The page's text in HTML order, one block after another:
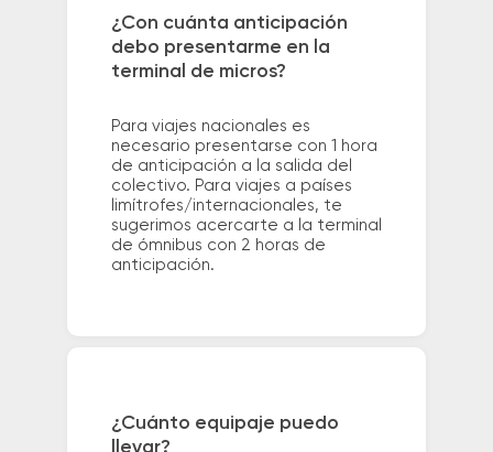
¿Con cuánta anticipación
debo presentarme en la
terminal de micros?
Para viajes nacionales es
necesario presentarse con 1 hora
de anticipación a la salida del
colectivo. Para viajes a países
limítrofes/internacionales, te
sugerimos acercarte a la terminal
de ómnibus con 2 horas de
anticipación.
¿Cuánto equipaje puedo
llevar?